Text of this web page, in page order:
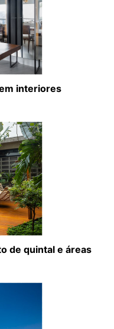
interiores
de quintal e áreas